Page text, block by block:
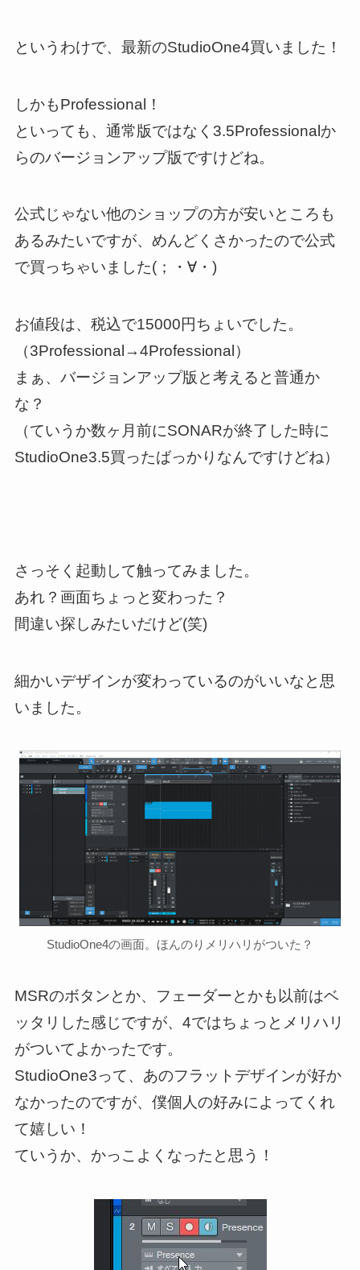
というわけで、最新のStudioOne4買いました！
しかもProfessional！
といっても、通常版ではなく3.5Professionalか
らのバージョンアップ版ですけどね。
公式じゃない他のショップの方が安いところも
あるみたいですが、めんどくさかったので公式
で買っちゃいました(；・∀・)
お値段は、税込で15000円ちょいでした。
（3Professional→4Professional）
まぁ、バージョンアップ版と考えると普通か
な？
（ていうか数ヶ月前にSONARが終了した時に
StudioOne3.5買ったばっかりなんですけどね）
さっそく起動して触ってみました。
あれ？画面ちょっと変わった？
間違い探しみたいだけど(笑)
細かいデザインが変わっているのがいいなと思
いました。
StudioOne4の画面。ほんのりメリハリがついた？
MSRのボタンとか、フェーダーとかも以前はベ
ッタリした感じですが、4ではちょっとメリハリ
がついてよかったです。
StudioOne3って、あのフラットデザインが好か
なかったのですが、僕個人の好みによってくれ
て嬉しい！
ていうか、かっこよくなったと思う！